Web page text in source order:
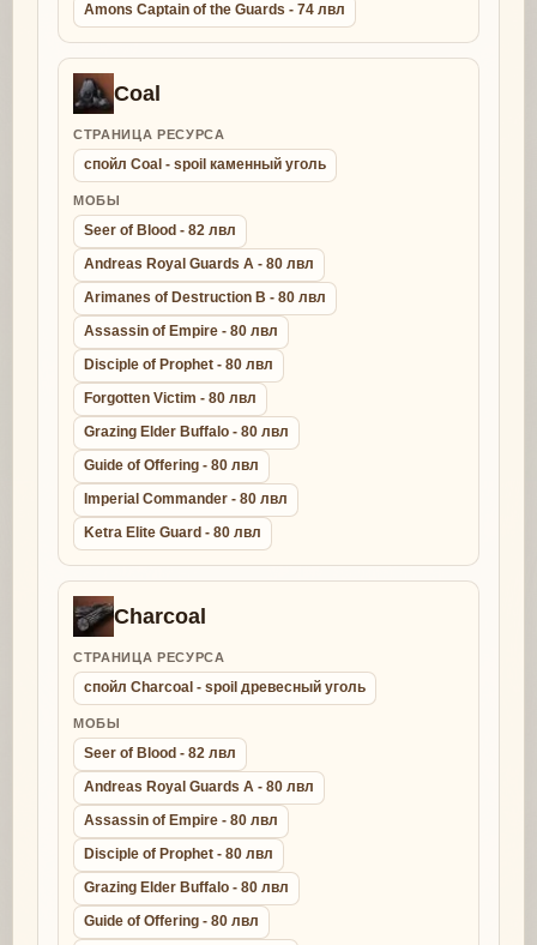
Amons Captain of the Guards - 74 лвл
Coal
СТРАНИЦА РЕСУРСА
спойл Coal - spoil каменный уголь
МОБЫ
Seer of Blood - 82 лвл
Andreas Royal Guards A - 80 лвл
Arimanes of Destruction B - 80 лвл
Assassin of Empire - 80 лвл
Disciple of Prophet - 80 лвл
Forgotten Victim - 80 лвл
Grazing Elder Buffalo - 80 лвл
Guide of Offering - 80 лвл
Imperial Commander - 80 лвл
Ketra Elite Guard - 80 лвл
Charcoal
СТРАНИЦА РЕСУРСА
спойл Charcoal - spoil древесный уголь
МОБЫ
Seer of Blood - 82 лвл
Andreas Royal Guards A - 80 лвл
Assassin of Empire - 80 лвл
Disciple of Prophet - 80 лвл
Grazing Elder Buffalo - 80 лвл
Guide of Offering - 80 лвл